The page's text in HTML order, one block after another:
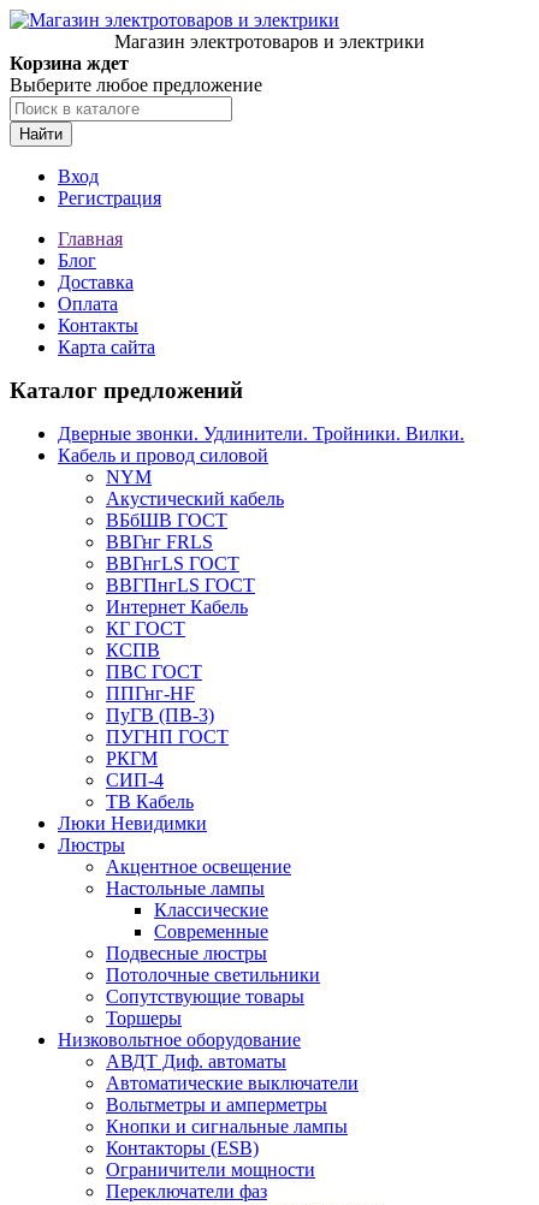
Магазин электротоваров и электрики
Корзина ждет
Выберите любое предложение
Найти
Вход
Регистрация
Главная
Блог
Доставка
Оплата
Контакты
Карта сайта
Каталог предложений
Дверные звонки. Удлинители. Тройники. Вилки.
Кабель и провод силовой
NYM
Акустический кабель
ВБбШВ ГОСТ
ВВГнг FRLS
ВВГнгLS ГОСТ
ВВГПнгLS ГОСТ
Интернет Кабель
КГ ГОСТ
КСПВ
ПВС ГОСТ
ППГнг-HF
ПуГВ (ПВ-3)
ПУГНП ГОСТ
РКГМ
СИП-4
ТВ Кабель
Люки Невидимки
Люстры
Акцентное освещение
Настольные лампы
Классические
Современные
Подвесные люстры
Потолочные светильники
Сопутствующие товары
Торшеры
Низковольтное оборудование
АВДT Диф. автоматы
Автоматические выключатели
Вольтметры и амперметры
Кнопки и сигнальные лампы
Контакторы (ESB)
Ограничители мощности
Переключатели фаз